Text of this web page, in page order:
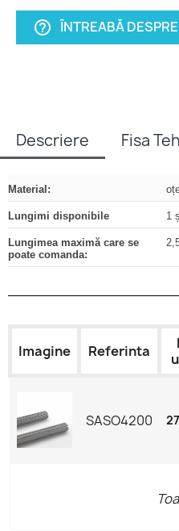
help_outline ÎNTREABĂ
Descriere Fisa
Material:
Lungimi disponibile 1
Lungimea maximă care se
poate comanda:
Imagine Referinta
SASO4200